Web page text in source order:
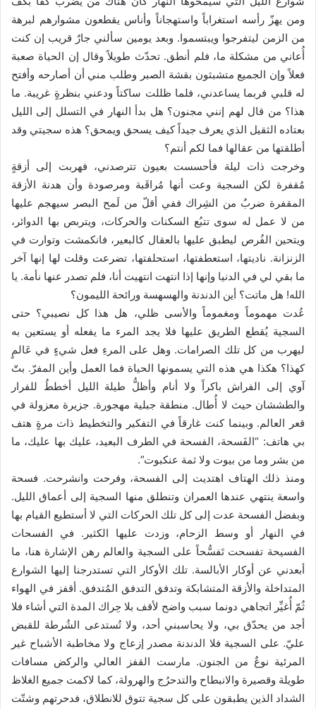
ومن يهزّ رأسه استغراباً واستهجاناً وأناس يقطعون مشوارهم لبرهة
من الزمن ليتفرجوا ويبتسموا. وبعد يومين سألني جارٌ قريب إن كنت
أُعاني من مشكلة ما، فلم أنطق. تحدّث طويلاً وقال إن الحياة صعبة
فعلاً وإن الجميع متشبثون بقشة الصبر وطلب مني أن أصارحه وأفتح
له قلبي فربما يساعدني، فلما ظللت ساكتاً ودعني بنظرةٍ غريبة. ما
هذا؟ من قال لهم إنني مجنون؟ هل بدأ النهار في التسلل إلى الليل
بعتاده الثقيل الذي يعرف جيداً كيف يسحق ويمحق؟ هذه سجيتي وقد
أطلقتها من عقالها فما لكم أنتم؟
وخرجت ذات ليلة فأحسست بعيون تترصدني، فهربت إلى أزقةٍ
مُقفرة لكن السجية وعت أنها مُراقَبة ومرصودة وأن هدنة الأزقة
المقفرة ضربٌ من الشِراك ففي أقلّ من لَمح البصر سيهجم عليها
من لا عمل له سوى تتبُع السكنات والحركات، ويتربص بها الدوائر،
ويتحين الفُرص ليطبق عليها بالعقال كالبعير، فانكمشت وتوارت في
الزنزانة. ناديتها، استعطفتها، استحلفتها، تضرعت وقلت لها إنها آخر
ما بقي لي في الدنيا وإنها إذا انتهت انتهيت أنا، فلم تصدر عنها نأمة. يا
الله! هل ماتت؟ أين الدندنة والهسهسة ورائحة الليمون؟
عُدت مهموماً ومغموماً والأسى ظلي، هل هذا كل نصيبي؟ حتى
السجية يُقطع الطريق عليها فلا يجد المرء ما يفعله أو يستعين به
ليهرب من كل تلك الصرامات. وهل على المرءِ فعل شيءٍ في عَالمٍ
كهذا؟ هكذا هي هذه التي يسمونها الحياة فما العمل وأين المفرّ. بتّ
آوي إلى الفراش باكراً ولا أنام وأظلُّ طيلة الليل أخططُ للفرار
والطششان حيث لا أُطال. منطقة جبلية مهجورة. جزيرة معزولة في
قعر العالم. وبينما كنت غارقاً في التفكير والتخطيط ذات مرةٍ هتف
بي هاتف: “الفَسحة، الفسحة في الطرف البعيد، عليك بها عليك، ما
من بشر وما من بيوت ولا ثمة عنكبوت”.
ومنذ ذلك الهتاف اهتديت إلى الفسحة، وفرحت وانشرحت. فسحة
واسعة ينتهي عندها العمران وتنطلق منها السجية إلى أعماق الليل.
وبفضل الفسحة عدت إلى كل تلك الحركات التي لا أستطيع القيام بها
في النهار أو وسط الزحام، وزدت عليها الكثير. في الفسحات
الفسيحة تفسحت تَفسُّحاً على السجية والعالم رهن الإشارة هنا، ما
أبعدني عن أوكار الأبالسة. تلك الأوكار التي تستدرجنا إليها الشوارع
المتداخلة والأزقة المتشابكة وتدفق التدفق المُتدفق. أقفز في الهواء
ثُمّ أُغيِّر اتجاهي دونما سبب واضح لأقف بلا حِراك المدة التي أشاء فلا
أجد من يحدّق بي، ولا يحاسبني أحد، ولا تُستدعى الشُرطة للقبض
عليّ. على السجية فلا الدندنة مصدر إزعاج ولا مخاطبة الأشباح غير
المرئية نوعٌ من الجنون. مارست القفز العالي والركض مسافات
طويلة وقصيرة والانبطاح والتدحرُج والهرولة، كما لاكمت جميع الغلاظ
الشداد الذين يطبقون على كل سجية تتوق للانطلاق، فدحرتهم وشتّت